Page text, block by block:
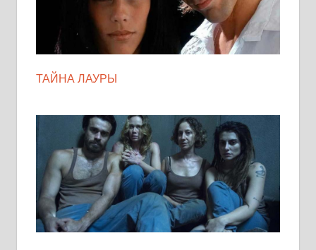
ТАЙНА ЛАУРЫ